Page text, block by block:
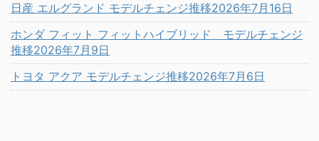
日産 エルグランド モデルチェンジ推移2026年7月16日
ホンダ フィット フィットハイブリッド モデルチェンジ
推移2026年7月9日
トヨタ アクア モデルチェンジ推移2026年7月6日